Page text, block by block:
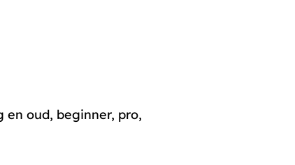
en oud, beginner, pro,